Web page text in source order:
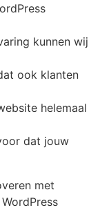
kunnen wij
ook klanten
helemaal
dat jouw
met